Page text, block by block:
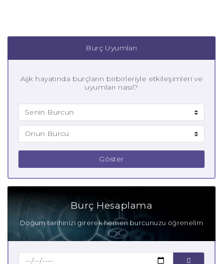
Burç Uyumları
Aşk hayatında burçların birbirleriyle etkileşimleri ve
uyumları nasıl?
Göster
Burç Hesaplama
Doğum tarihinizi girerek hemen burcunuzu öğrenelim